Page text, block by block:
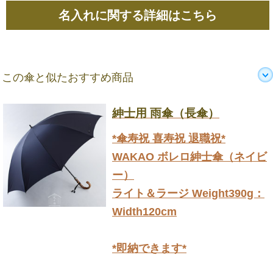
名入れに関する詳細はこちら
この傘と似たおすすめ商品
紳士用 雨傘（長傘）
*傘寿祝 喜寿祝 退職祝*
WAKAO ボレロ紳士傘（ネイビ
ー）
ライト＆ラージ Weight390g：
Width120cm
*即納できます*